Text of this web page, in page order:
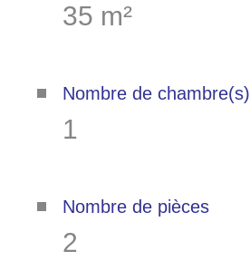
35 m²
Nombre de chambre(s)
1
Nombre de pièces
2